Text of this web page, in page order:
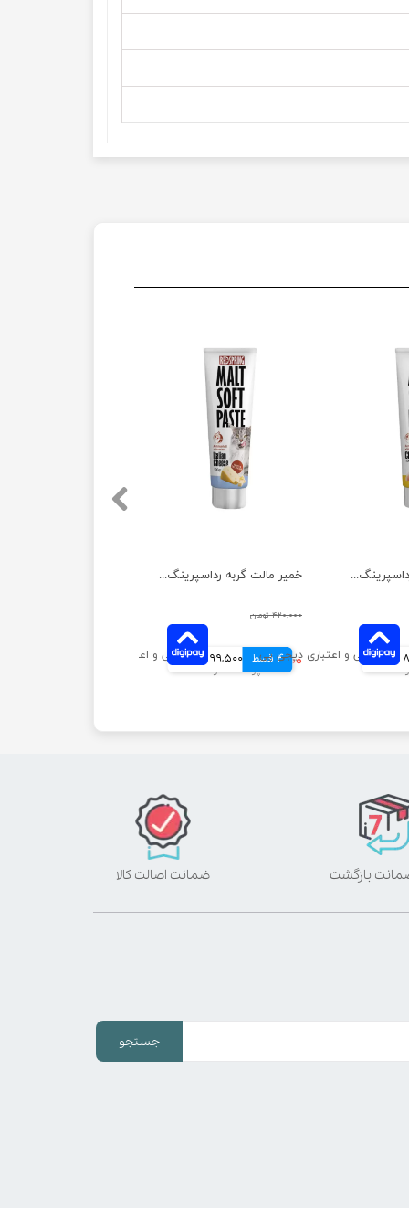
خمیر مالت گربه رداسپرینگ با طعم پنیر ایتالیایی وزن 100 گرم
۴۲۰,۰۰۰ تومان
۳۹۸,۰۰۰ تومان
4 قسط 99,500 تومانی
خمیر مالت گربه رداسپرینگ با طعم مرغ وزن 100 گرم
ضمانت اصالت کالا
جستجو